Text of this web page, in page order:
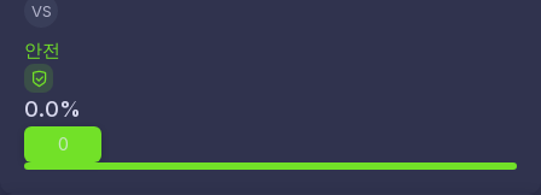
VS
안전
0.0%
0